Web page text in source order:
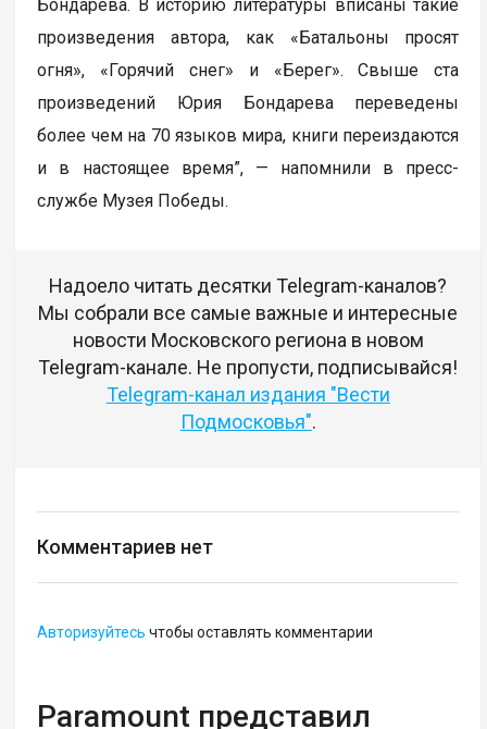
Бондарева. В историю литературы вписаны такие
произведения автора, как «Батальоны просят
огня», «Горячий снег» и «Берег». Свыше ста
произведений Юрия Бондарева переведены
более чем на 70 языков мира, книги переиздаются
и в настоящее время”, — напомнили в пресс-
службе Музея Победы.
Надоело читать десятки Telegram-каналов?
Мы собрали все самые важные и интересные
новости Московского региона в новом
Telegram-канале. Не пропусти, подписывайся!
Telegram-канал издания "Вести
Подмосковья".
Комментариев нет
Авторизуйтесь чтобы оставлять комментарии
Paramount представил